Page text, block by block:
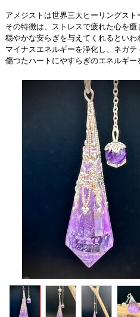
アメジストは世界三大ヒーリングスト
その特徴は、ストレスで疲れた心を癒
穏やかな安らぎを与えてくれるといわ
マイナスエネルギーを浄化し、ネガテ
傷つたハートにやすらぎのエネルギー